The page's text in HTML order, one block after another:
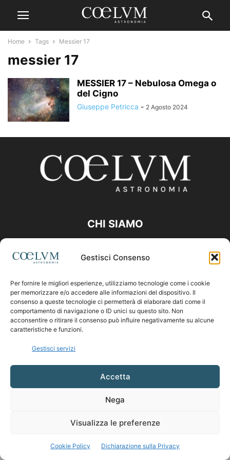
Gestisci Consenso
Per fornire le migliori esperienze, utilizziamo tecnologie come i cookie
per memorizzare e/o accedere alle informazioni del dispositivo. Il
consenso a queste tecnologie ci permetterà di elaborare dati come il
comportamento di navigazione o ID unici su questo sito. Non
acconsentire o ritirare il consenso può influire negativamente su alcune
caratteristiche e funzioni.
Gestisci servizi
Accetta
Nega
Visualizza le preferenze
Cookie Policy Dichiarazione sulla Privacy
Home Tags Messier 17
messier 17
MESSIER 17 – Nebulosa Omega o
del Cigno
Giuseppe Petricca - 2 Agosto 2024
CHI SIAMO
Contattaci:coelumastro@coelum.com
SEGUICI